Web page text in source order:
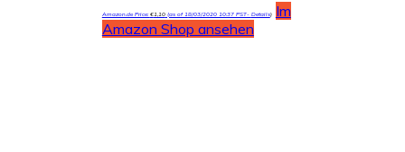
Amazon.de Price:€1,10(as of 18/03/2020 10:37 PST- Details)
Im
Amazon Shop ansehen